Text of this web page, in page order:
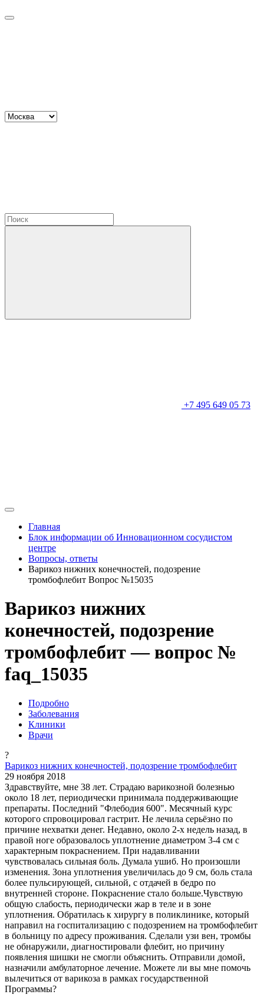
+7 495 649 05 73
Главная
Блок информации об Инновационном сосудистом
центре
Вопросы, ответы
Варикоз нижних конечностей, подозрение
тромбофлебит Вопрос №15035
Варикоз нижних
конечностей, подозрение
тромбофлебит — вопрос №
faq_15035
Подробно
Заболевания
Клиники
Врачи
?
Варикоз нижних конечностей, подозрение тромбофлебит
29 ноября 2018
Здравствуйте, мне 38 лет. Страдаю варикозной болезнью
около 18 лет, периодически принимала поддерживающие
препараты. Последний "Флебодия 600". Месячный курс
которого спровоцировал гастрит. Не лечила серьёзно по
причине нехватки денег. Недавно, около 2-х недель назад, в
правой ноге образовалось уплотнение диаметром 3-4 см с
характерным покраснением. При надавливании
чувствовалась сильная боль. Думала ушиб. Но произошли
изменения. Зона уплотнения увеличилась до 9 см, боль стала
более пульсирующей, сильной, с отдачей в бедро по
внутренней стороне. Покраснение стало больше.Чувствую
общую слабость, периодически жар в теле и в зоне
уплотнения. Обратилась к хирургу в поликлинике, который
направил на госпитализацию с подозрением на тромбофлебит
в больницу по адресу проживания. Сделали узи вен, тромбы
не обнаружили, диагностировали флебит, но причину
появления шишки не смогли объяснить. Отправили домой,
назначили амбулаторное лечение. Можете ли вы мне помочь
вылечиться от варикоза в рамках государственной
Программы?